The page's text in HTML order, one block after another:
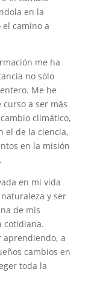
en la
el camino a
me ha
no sólo
Me he
a ser más
climático,
el de la ciencia,
en la misión
en mi vida
y ser
de mis
cotidiana.
aprendiendo, a
cambios en
toda la